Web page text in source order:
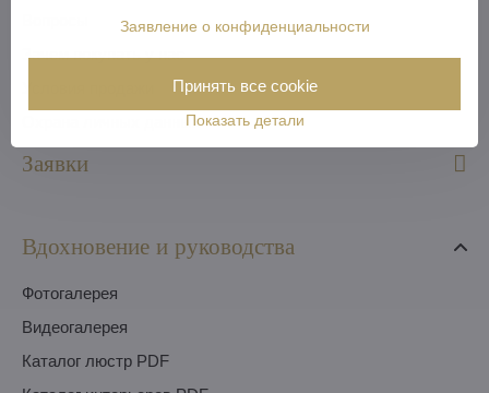
Зачем покупать у нас
Охрана личных данных
Заявки
Вдохновение и руководства
Фотогалерея
Видеогалерея
Каталог люстр PDF
Заявление о конфиденциальности
Показать детали
Принять все cookie